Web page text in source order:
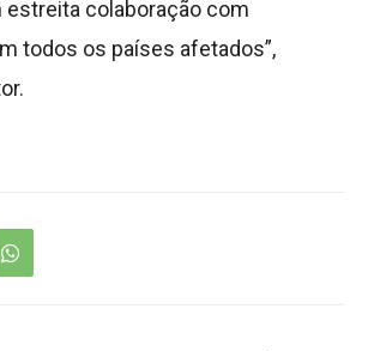
estreita colaboração com
todos os países afetados”,